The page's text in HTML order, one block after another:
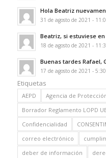
Hola Beatriz
31 de agosto de 2021 -
Beatriz, si estuviese en
18 de agosto de 2021 -
Buenas tardes Rafael,
17 de agosto de 2021 -
Etiquetas
AEPD Agencia de
Borrador Reglamento LOPD
Confidencialidad
correo electrónico
deber de información